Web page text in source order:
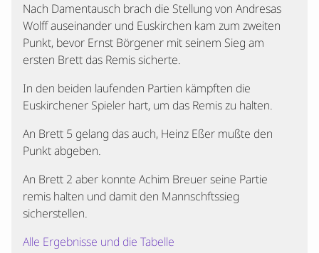
Nach Damentausch brach die Stellung von Andresas
Wolff auseinander und Euskirchen kam zum zweiten
Punkt, bevor Ernst Börgener mit seinem Sieg am
ersten Brett das Remis sicherte.
In den beiden laufenden Partien kämpften die
Euskirchener Spieler hart, um das Remis zu halten.
An Brett 5 gelang das auch, Heinz Eßer mußte den
Punkt abgeben.
An Brett 2 aber konnte Achim Breuer seine Partie
remis halten und damit den Mannschftssieg
sicherstellen.
Alle Ergebnisse und die Tabelle